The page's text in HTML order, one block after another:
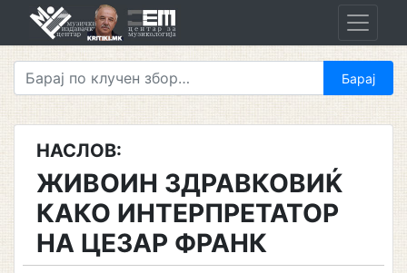
НАСЛОВ:
ЖИВОИН ЗДРАВКОВИЌ
КАКО ИНТЕРПРЕТАТОР
НА ЦЕЗАР ФРАНК